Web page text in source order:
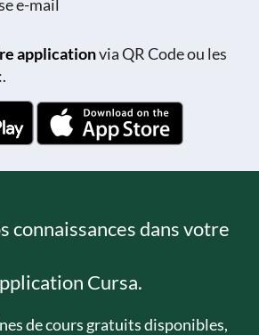
e-mail
applicationvia QR Code ou les
connaissances dans votre
Cursa.
de cours gratuits disponibles,